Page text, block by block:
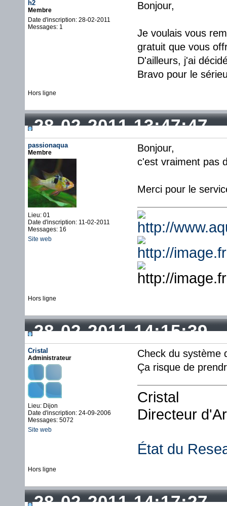
h2
Membre
Date d'inscription: 28-02-2011
Messages: 1
Bonjour,
Je voulais vous
gratuit que vous
D'ailleurs, j'ai
Bravo pour le
Hors ligne
28-02-2011 13:47:47
passionaqua
Membre
Lieu: 01
Date d'inscription: 11-02-2011
Messages: 16
Site web
Bonjour,
c'est vraiment pas
Merci pour le
Hors ligne
28-02-2011 14:15:39
Cristal
Administrateur
Lieu: Dijon
Date d'inscription: 24-09-2006
Messages: 5072
Site web
Check du système
Ça risque de
Cristal
Directeur
État du
Hors ligne
28-02-2011 14:17:27